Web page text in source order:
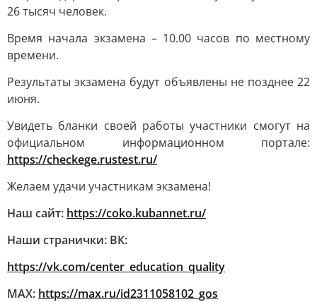
26 тысяч человек.
Время начала экзамена – 10.00 часов по местному
времени.
Результаты экзамена будут объявлены не позднее 22
июня.
Увидеть бланки своей работы участники смогут на
официальном информационном портале:
https://checkege.rustest.ru/
Желаем удачи участникам экзамена!
Наш сайт: https://coko.kubannet.ru/
Наши странички: ВК:
https://vk.com/center_education_quality
МАХ: https://max.ru/id2311058102_gos